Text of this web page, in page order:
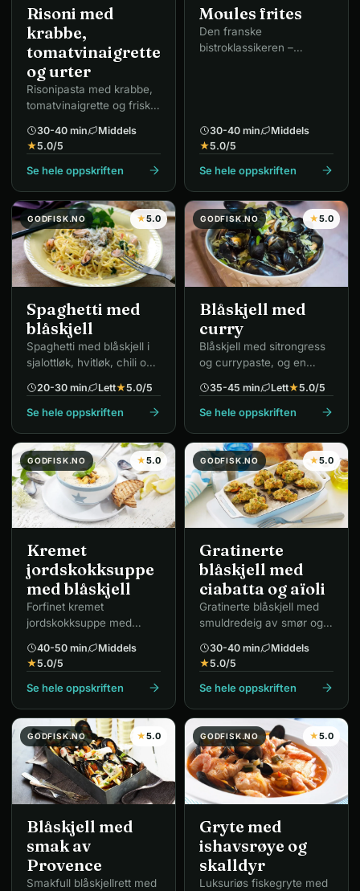
Risoni med
krabbe,
tomatvinaigrette
og urter
Risonipasta med krabbe,
tomatvinaigrette og friske
30-40 min
Middels
★5.0/5
Se hele oppskriften
Moules frites
Den franske
bistroklassikeren –
30-40 min
Middels
★5.0/5
Se hele oppskriften
GODFISK.NO ★5.0
Spaghetti med
blåskjell
Spaghetti med blåskjell i
sjalottløk, hvitløk, chili og
20-30 min Lett★5.0/5
Se hele oppskriften
GODFISK.NO ★5.0
Blåskjell med
curry
Blåskjell med sitrongress
og currypaste, og en
35-45 min Lett★5.0/5
Se hele oppskriften
GODFISK.NO ★5.0
Kremet
jordskokksuppe
med blåskjell
Forfinet kremet
jordskokksuppe med
40-50 min
Middels
★5.0/5
Se hele oppskriften
GODFISK.NO ★5.0
Gratinerte
blåskjell med
ciabatta og aïoli
Gratinerte blåskjell med
smuldredeig av smør og
ciabatta og aïoli.
30-40 min
Middels
★5.0/5
Se hele oppskriften
GODFISK.NO ★5.0
Blåskjell med
smak av
Provence
Smakfull blåskjellrett med
GODFISK.NO ★5.0
Gryte med
ishavsrøye og
skalldyr
Luksuriøs fiskegryte med